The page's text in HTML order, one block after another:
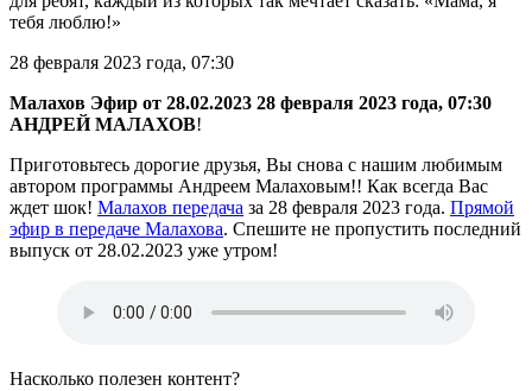
тебя люблю!»
28 февраля 2023 года, 07:30
Малахов Эфир от 28.02.2023 28 февраля 2023 года, 07:30
АНДРЕЙ МАЛАХОВ!
Приготовьтесь дорогие друзья, Вы снова с нашим любимым
автором программы Андреем Малаховым!! Как всегда Вас
ждет шок! Малахов передача за 28 февраля 2023 года. Прямой
эфир в передаче Малахова. Спешите не пропустить последний
выпуск от 28.02.2023 уже утром!
Насколько полезен контент?